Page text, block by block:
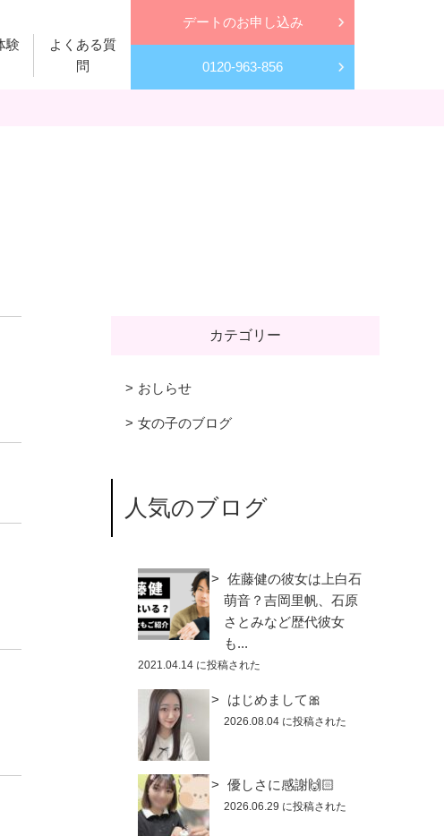
験
よくある質
問
デートのお申し込み
0120-963-856
カテゴリー
おしらせ
女の子のブログ
人気のブログ
佐藤健の彼女は上白石
萌音？吉岡里帆、石原
さとみなど歴代彼女
も...
2021.04.14 に投稿された
はじめまして🎀
2026.08.04 に投稿された
優しさに感謝🙌🏻
2026.06.29 に投稿された